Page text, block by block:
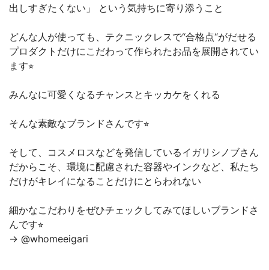
出しすぎたくない」 という気持ちに寄り添うこと
どんな人が使っても、テクニックレスで“合格点“がだせる
プロダクトだけにこだわって作られたお品を展開されてい
ます⭐︎
みんなに可愛くなるチャンスとキッカケをくれる
そんな素敵なブランドさんです⭐︎
そして、コスメロスなどを発信しているイガリシノブさん
だからこそ、環境に配慮された容器やインクなど、私たち
だけがキレイになることだけにとらわれない
細かなこだわりをぜひチェックしてみてほしいブランドさ
んです⭐︎
→ @whomeeigari